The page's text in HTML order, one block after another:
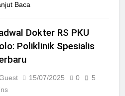
Baca
Dokter RS PKU
Poliklinik Spesialis
15/07/2025 0
5